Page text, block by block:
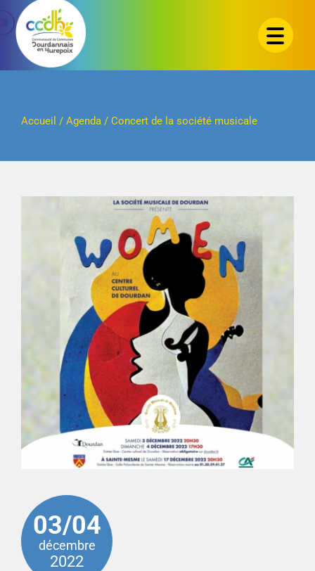
Passer
contenu
Accueil / Agenda/ Concert de la société musicale
03/04
décembre
2022